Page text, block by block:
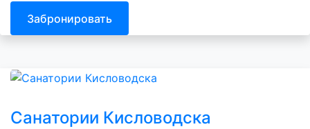
Забронировать
Санатории Кисловодска